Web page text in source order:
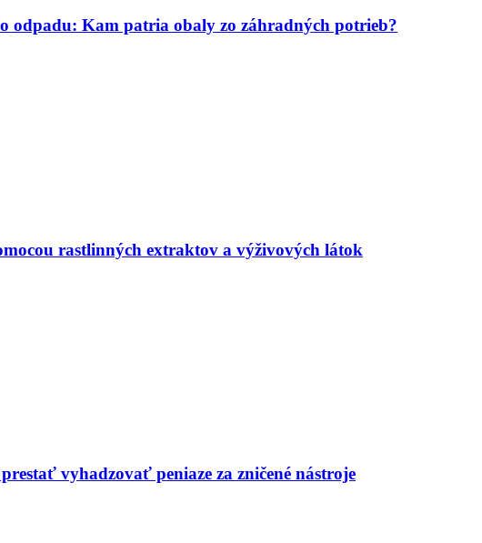
odpadu: Kam patria obaly zo záhradných potrieb?
rastlinných extraktov a výživových látok
vyhadzovať peniaze za zničené nástroje